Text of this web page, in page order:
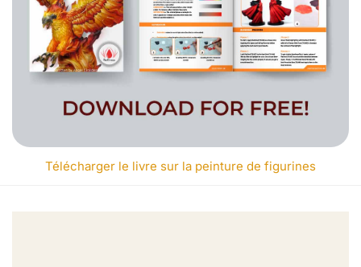
Télécharger le livre sur la peinture de figurines